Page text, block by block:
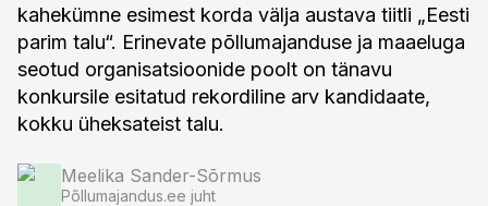
kahekümne esimest korda välja austava tiitli „Eesti
parim talu“. Erinevate põllumajanduse ja maaeluga
seotud organisatsioonide poolt on tänavu
konkursile esitatud rekordiline arv kandidaate,
kokku üheksateist talu.
Meelika Sander-Sõrmus
Põllumajandus.ee juht